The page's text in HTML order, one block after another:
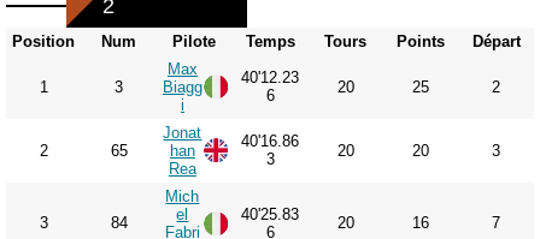
2
Position Num Pilote Temps Tours Points Départ
1 3
Max
Biagg
i
40'12.23
6
20 25 2
2 65
Jonat
han
Rea
40'16.86
3
20 20 3
3 84
Mich
el
Fabri
40'25.83
6
20 16 7